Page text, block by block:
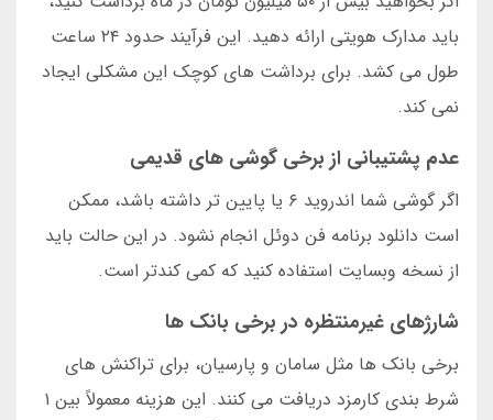
باید مدارک هویتی ارائه دهید. این فرآیند حدود ۲۴ ساعت
طول می کشد. برای برداشت های کوچک این مشکلی ایجاد
نمی کند.
عدم پشتیبانی از برخی گوشی های قدیمی
اگر گوشی شما اندروید ۶ یا پایین تر داشته باشد، ممکن
است دانلود برنامه فن دوئل انجام نشود. در این حالت باید
از نسخه وبسایت استفاده کنید که کمی کندتر است.
شارژهای غیرمنتظره در برخی بانک ها
برخی بانک ها مثل سامان و پارسیان، برای تراکنش های
شرط بندی کارمزد دریافت می کنند. این هزینه معمولاً بین ۱